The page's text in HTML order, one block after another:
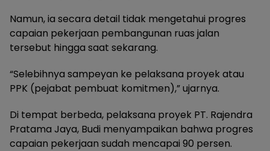
Namun, ia secara detail tidak mengetahui progres
capaian pekerjaan pembangunan ruas jalan
tersebut hingga saat sekarang.
“Selebihnya sampeyan ke pelaksana proyek atau
PPK (pejabat pembuat komitmen),” ujarnya.
Di tempat berbeda, pelaksana proyek PT. Rajendra
Pratama Jaya, Budi menyampaikan bahwa progres
capaian pekerjaan sudah mencapai 90 persen.